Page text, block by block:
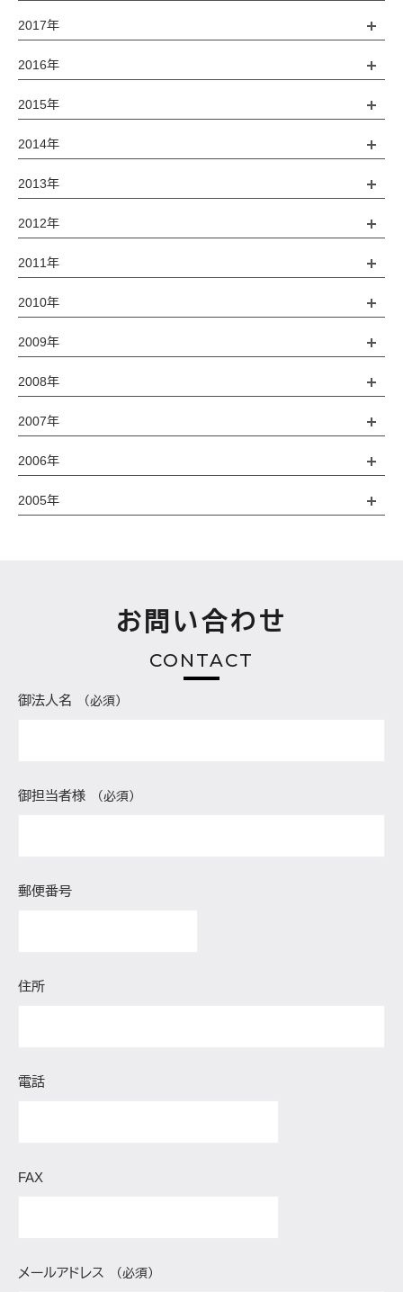
2017年
2016年
2015年
2014年
2013年
2012年
2011年
2010年
2009年
2008年
2007年
2006年
2005年
お問い合わせ
CONTACT
御法人名 （必須）
御担当者様 （必須）
郵便番号
住所
電話
FAX
メールアドレス （必須）